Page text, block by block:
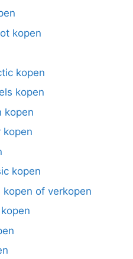
kopen
kopen
kopen
kopen
kopen
kopen
of verkopen